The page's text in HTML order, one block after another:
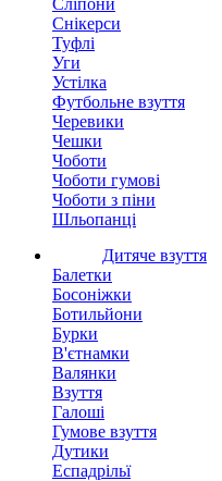
Сліпони
Снікерси
Туфлі
Уги
Устілка
Футбольне взуття
Черевики
Чешки
Чоботи
Чоботи гумові
Чоботи з піни
Шльопанці
Дитяче взуття
Балетки
Босоніжки
Ботильйони
Бурки
В'єтнамки
Валянки
Взуття
Галоші
Гумове взуття
Дутики
Еспадрільї